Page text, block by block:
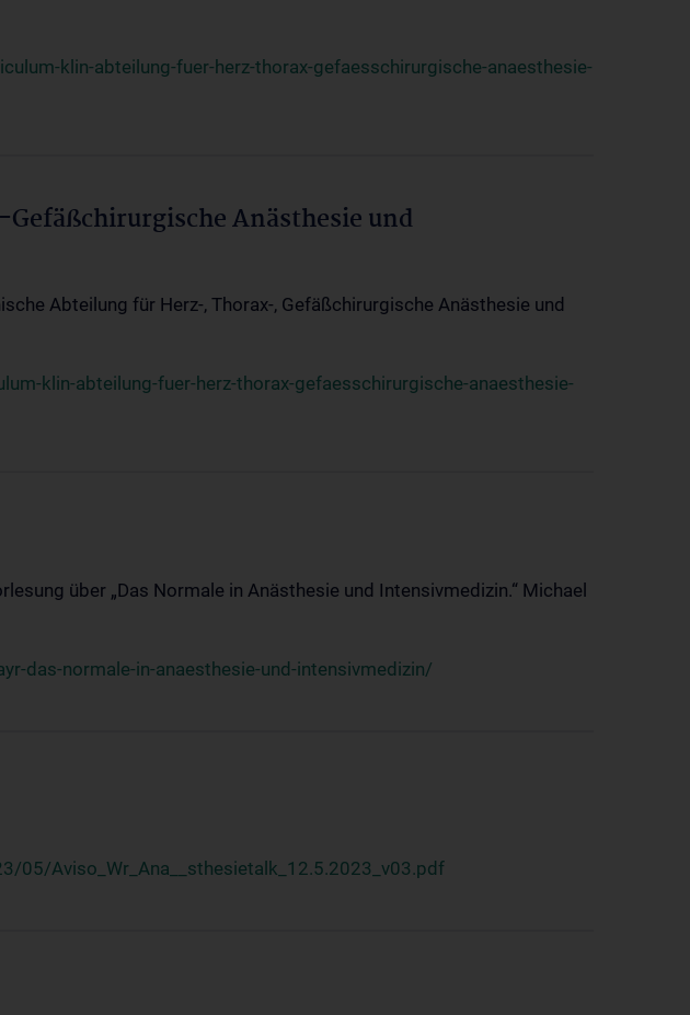
klin-abteilung-fuer-herz-thorax-gefaesschirurgische-anaesthesie-
Anästhesie und
Abteilung für Herz-, Thorax-, Gefäßchirurgische Anästhesie und
klin-abteilung-fuer-herz-thorax-gefaesschirurgische-anaesthesie-
über „Das Normale in Anästhesie und Intensivmedizin.“ Michael
das-normale-in-anaesthesie-und-intensivmedizin/
Aviso_Wr_Ana__sthesietalk_12.5.2023_v03.pdf